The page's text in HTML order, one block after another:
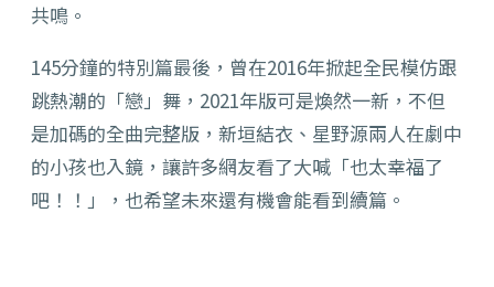
共鳴。
145分鐘的特別篇最後，曾在2016年掀起全民模仿跟
跳熱潮的「戀」舞，2021年版可是煥然一新，不但
是加碼的全曲完整版，新垣結衣、星野源兩人在劇中
的小孩也入鏡，讓許多網友看了大喊「也太幸福了
吧！！」，也希望未來還有機會能看到續篇。